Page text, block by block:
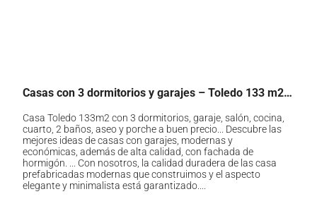
Casas con 3 dormitorios y garajes – Toledo 133 m2 construidos
Casa Toledo 133m2 con 3 dormitorios, garaje, salón, cocina,
cuarto, 2 baños, aseo y porche a buen precio... Descubre las
mejores ideas de casas con garajes, modernas y
económicas, además de alta calidad, con fachada de
hormigón. ... Con nosotros, la calidad duradera de las casa
prefabricadas modernas que construimos y el aspecto
elegante y minimalista está garantizado....